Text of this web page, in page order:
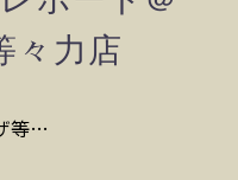
々力店
等…